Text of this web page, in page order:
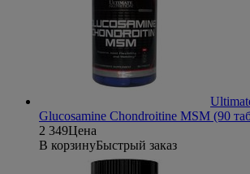
Glucosamine Chondroitine MSM (90
2 349Цена
В корзинуБыстрый заказ